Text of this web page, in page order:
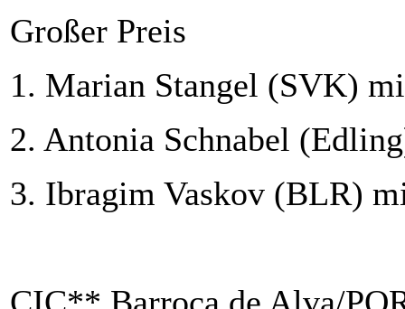
Großer Preis
1. Marian Stangel (SVK)
2. Antonia Schnabel
3. Ibragim Vaskov (BLR)